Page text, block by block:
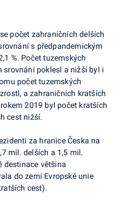
počet zahraničních delších
s předpandemickým
%. Počet tuzemských
srovnání poklesl a nižší byl i
počet tuzemských
a zahraničních kratších
2019 byl počet kratších
cest nižší.
za hranice Česka na
mil. delších a 1,5 mil.
destinace většina
do zemí Evropské unie
cest).